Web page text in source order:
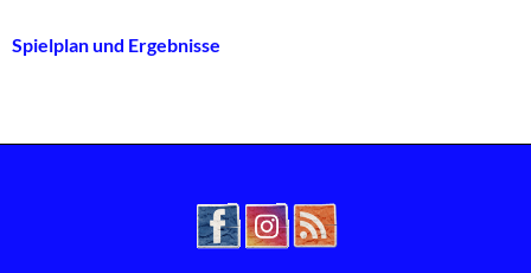
Spielplan und Ergebnisse